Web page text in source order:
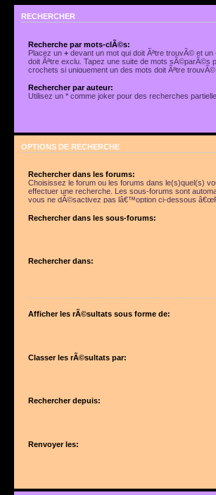
RECHERCHER
Recherche par mots-clÃ©s:
Placez un+ devant un mot qui doit Ãªtre trouvÃ© et un
doit Ãªtre exclu. Tapez une suite de mots sÃ©parÃ©s
crochets si uniquement un des mots doit Ãªtre
Rechercher par auteur:
Utilisez un * comme joker pour des recherches
OPTIONS DE RECHERCHE
Rechercher dans les forums:
Choisissez le forum ou les forums dans le(s)quel(s)
effectuer une recherche. Les sous-forums sont
vous ne dÃ©sactivez pas lâ€™option ci-dessous
Rechercher dans les sous-forums:
Rechercher dans:
Afficher les rÃ©sultats sous forme de:
Classer les rÃ©sultats par:
Rechercher depuis:
Renvoyer les: